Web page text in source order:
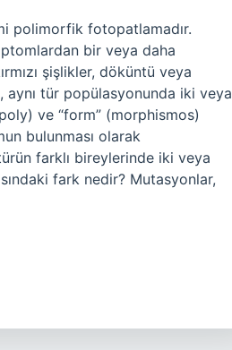
polimorfik fotopatlamadır.
bir veya daha
şişlikler, döküntü veya
tür popülasyonunda iki veya
ve “form” (morphismos)
bulunması olarak
farklı bireylerinde iki veya
fark nedir? Mutasyonlar,